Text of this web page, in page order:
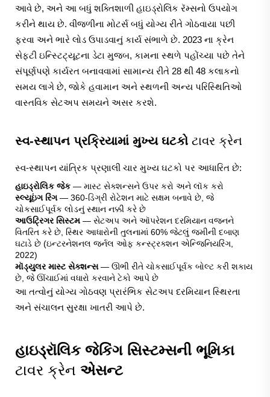
આવે છે, અને આ બધું શક્તિશાળી હાઇડ્રોલિક રૅમ્સનો ઉપયોગ
કરીને થાય છે. વીજળીના મોટર્સ બધું યોગ્ય રીતે ગોઠવાયા પછી
ફરવા અને ભારે લોડ ઉપાડવાનું કાર્ય સંભાળે છે. 2023 ના ક્રેન
સેફ્ટી ઇન્સ્ટિટ્યૂટના ડેટા મુજબ, કામના સ્થળે પહોંચ્યા પછે તેને
સંપૂર્ણપણે કાર્યરત બનાવવામાં સામાન્ય રીતે 28 થી 48 કલાકનો
સમય લાગે છે, જોકે હવામાન અને સ્થળની અન્ય પરિસ્થિતિઓ
વાસ્તવિક સેટઅપ સમયને અસર કરશે.
સ્વ-સ્થાપન પ્રક્રિયામાં મુખ્ય ઘટકો ટાવર ક્રેન
સ્વ-સ્થાપન યાંત્રિક પ્રણાલી ચાર મુખ્ય ઘટકો પર આધારિત છે:
હાઇડ્રોલિક જેક — માસ્ટ સેક્શન્સને ઉપર કરો અને લૉક કરો
સ્લ્યૂઇંગ રિંગ— 360-ડિગ્રી રોટેશન માટે સક્ષમ બનાવે છે, જે
ચોકસાઈપૂર્વક લોડનું સ્થાન નક્કી કરે છે
આઉટ્રિગર સિસ્ટમ — સેટઅપ અને ઑપરેશન દરમિયાન વજનને
વિતરિત કરે છે, સ્થિર આધારોની તુલનામાં 60% જેટલું જમીની દબાણ
ઘટાડે છે (ઇન્ટરનેશનલ જર્નલ ઓફ કન્સ્ટ્રક્શન એન્જિનિયરિંગ,
2022)
મૉડ્યુલર માસ્ટ સેક્શન્સ— ઊભી રીતે ચોકસાઈપૂર્વક બોલ્ટ કરી શકાય
છે, જે ઊંચાઈમાં વધારો કરવાને ટેકો આપે છે
આ તત્વોનું યોગ્ય ગોઠવણ પ્રારંભિક સેટઅપ દરમિયાન સ્થિરતા
અને સંચાલન સુરક્ષા ખાતરી આપે છે.
હાઇડ્રૉલિક જેકિંગ સિસ્ટમ્સની ભૂમિકા
ટાવર ક્રેન એસન્ટ